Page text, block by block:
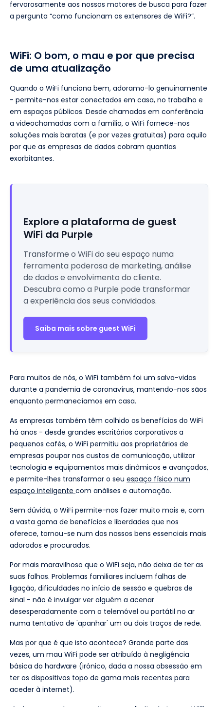
fervorosamente aos nossos motores de busca para fazer
a pergunta “como funcionam os extensores de WiFi?”.
WiFi: O bom, o mau e por que precisa
de uma atualização
Quando o WiFi funciona bem, adoramo-lo genuinamente
- permite-nos estar conectados em casa, no trabalho e
em espaços públicos. Desde chamadas em conferência
a videochamadas com a família, o WiFi fornece-nos
soluções mais baratas (e por vezes gratuitas) para aquilo
por que as empresas de dados cobram quantias
exorbitantes.
Explore a plataforma de guest
WiFi da Purple
Transforme o WiFi do seu espaço numa
ferramenta poderosa de marketing, análise
de dados e envolvimento do cliente.
Descubra como a Purple pode transformar
a experiência dos seus convidados.
Saiba mais sobre guest WiFi
Para muitos de nós, o WiFi também foi um salva-vidas
durante a pandemia de coronavírus, mantendo-nos sãos
enquanto permanecíamos em casa.
As empresas também têm colhido os benefícios do WiFi
há anos - desde grandes escritórios corporativos a
pequenos cafés, o WiFi permitiu aos proprietários de
empresas poupar nos custos de comunicação, utilizar
tecnologia e equipamentos mais dinâmicos e avançados,
e permite-lhes transformar o seu espaço físico num
espaço inteligente com análises e automação.
Sem dúvida, o WiFi permite-nos fazer muito mais e, com
a vasta gama de benefícios e liberdades que nos
oferece, tornou-se num dos nossos bens essenciais mais
adorados e procurados.
Por mais maravilhoso que o WiFi seja, não deixa de ter as
suas falhas. Problemas familiares incluem falhas de
ligação, dificuldades no início de sessão e quebras de
sinal - não é invulgar ver alguém a acenar
desesperadamente com o telemóvel ou portátil no ar
numa tentativa de 'apanhar' um ou dois traços de rede.
Mas por que é que isto acontece? Grande parte das
vezes, um mau WiFi pode ser atribuído à negligência
básica do hardware (irónico, dada a nossa obsessão em
ter os dispositivos topo de gama mais recentes para
aceder à internet).